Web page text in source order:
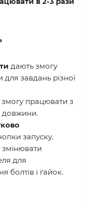
дають змогу
завдань різної
працювати з
довжини.
запуску.
для
болтів і гайок.